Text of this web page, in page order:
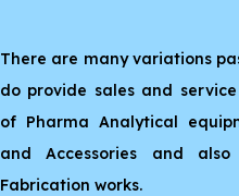
There are many variations
do provide sales and
of Pharma Analytical
and Accessories and also
Fabrication works.